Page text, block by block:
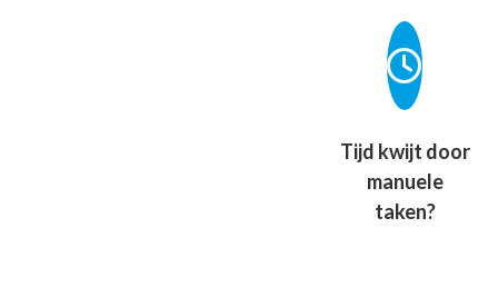
Tijd kwijt door
manuele
taken?